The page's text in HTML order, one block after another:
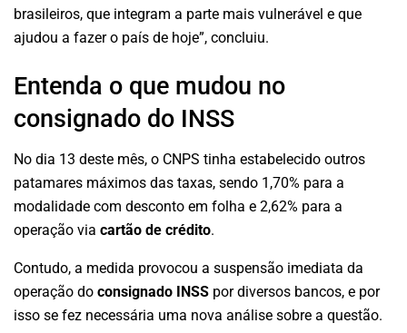
brasileiros, que integram a parte mais vulnerável e que
ajudou a fazer o país de hoje”, concluiu.
Entenda o que mudou no
consignado do INSS
No dia 13 deste mês, o CNPS tinha estabelecido outros
patamares máximos das taxas, sendo 1,70% para a
modalidade com desconto em folha e 2,62% para a
operação via cartão de crédito.
Contudo, a medida provocou a suspensão imediata da
operação do consignado INSS por diversos bancos, e por
isso se fez necessária uma nova análise sobre a questão.